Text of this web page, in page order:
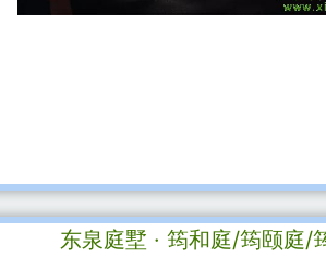
东泉庭墅 · 筠和庭/筠颐庭/